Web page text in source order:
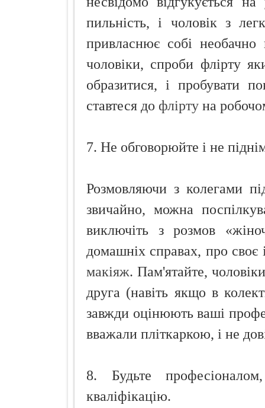
пильність, і чоловік з
привласнює собі необачно
чоловіки, спроби флірту
образитися, і пробувати
ставтеся до флірту на
7. Не обговорюйте і не
Розмовляючи з колегами
звичайно, можна
виключіть з розмов
домашніх справах, про своє
макіяж. Пам'ятайте,
друга (навіть якщо в
завжди оцінюють ваші
вважали пліткаркою, і не
8. Будьте
кваліфікацію.